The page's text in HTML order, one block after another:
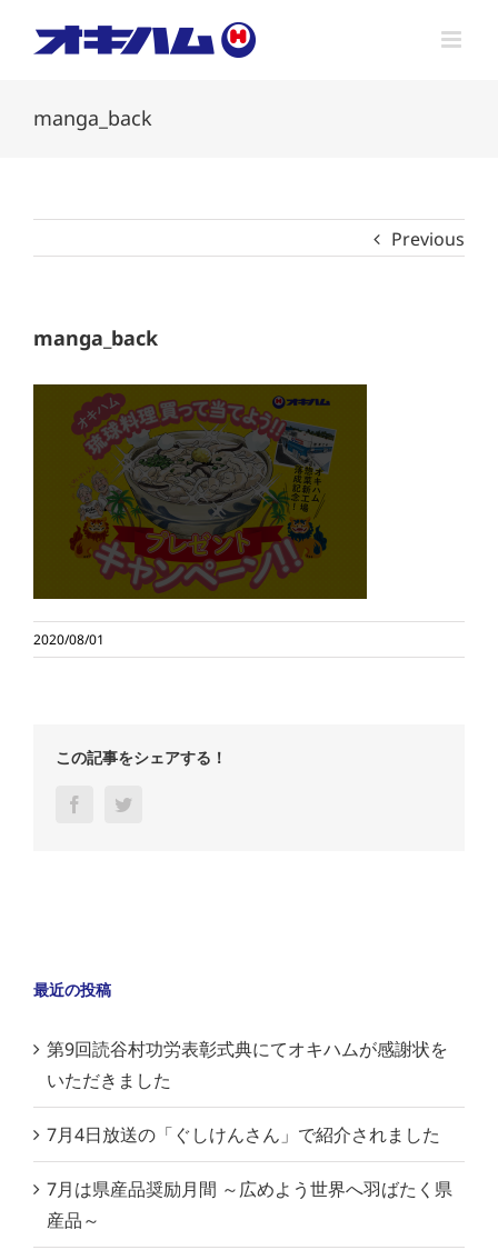
manga_back
Previous
manga_back
2020/08/01
この記事をシェアする！
Facebook
最近の投稿
第9回読谷村功労表彰式典にてオキハムが感謝状を
いただきました
7月4日放送の「ぐしけんさん」で紹介されました
7月は県産品奨励月間 ～広めよう世界へ羽ばたく県
産品～